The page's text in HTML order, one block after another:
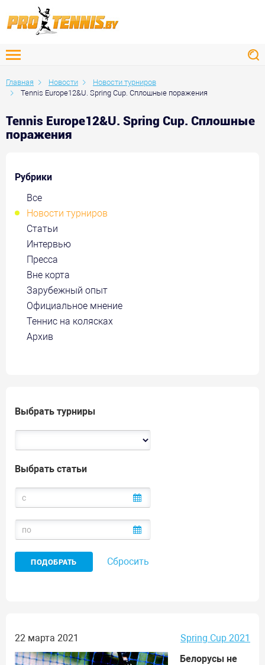
Главная Новости
Новости турниров
Tennis Europe12&U. Spring Cup. Сплошные поражения
Tennis Europe12&U. Spring Cup. Сплошные
поражения
Рубрики
Все
Новости турниров
Статьи
Интервью
Пресса
Вне корта
Зарубежный опыт
Официальное мнение
Теннис на колясках
Архив
Выбрать турниры
Выбрать статьи
Сбросить
22 марта 2021
Spring Cup 2021
Белорусы не